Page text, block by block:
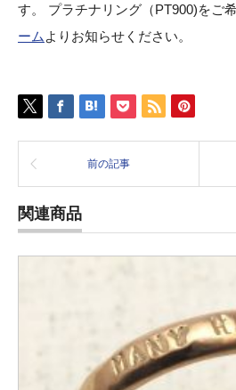
す。 プラチナリング（PT900)をご
ーム よりお知らせください。
前の記事
関連商品